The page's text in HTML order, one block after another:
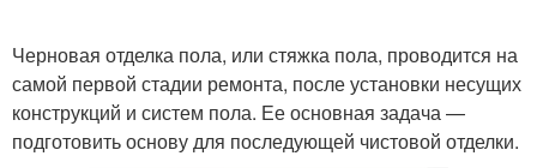
Черновая отделка пола, или стяжка пола, проводится на
самой первой стадии ремонта, после установки несущих
конструкций и систем пола. Ее основная задача —
подготовить основу для последующей чистовой отделки.